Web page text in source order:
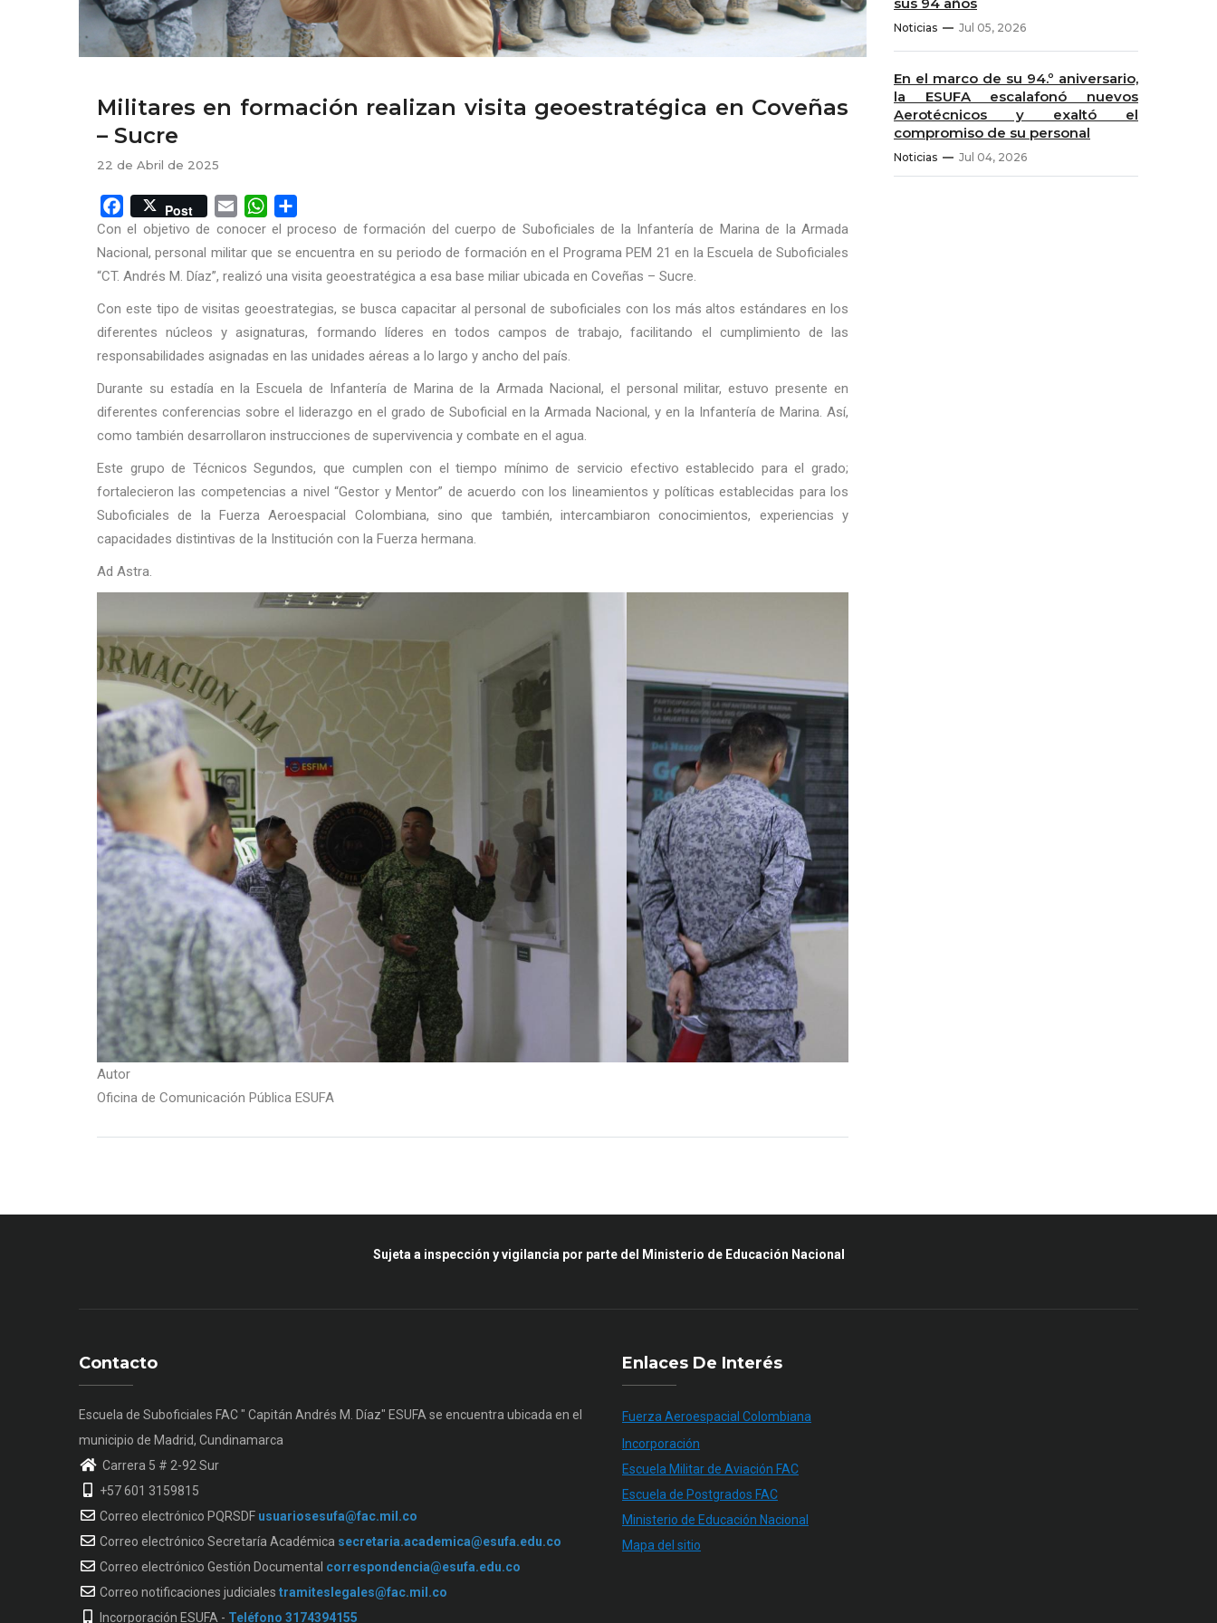
Militares en formación realizan visita geoestratégica en Coveñas
– Sucre
22 de Abril de 2025
Facebook
Post Email WhatsApp
Con el objetivo de conocer el proceso de formación del cuerpo de Suboficiales de la Infantería de Marina de la Armada
Nacional, personal militar que se encuentra en su periodo de formación en el Programa PEM 21 en la Escuela de Suboficiales
“CT. Andrés M. Díaz”, realizó una visita geoestratégica a esa base miliar ubicada en Coveñas – Sucre.
Con este tipo de visitas geoestrategias, se busca capacitar al personal de suboficiales con los más altos estándares en los
diferentes núcleos y asignaturas, formando líderes en todos campos de trabajo, facilitando el cumplimiento de las
responsabilidades asignadas en las unidades aéreas a lo largo y ancho del país.
Durante su estadía en la Escuela de Infantería de Marina de la Armada Nacional, el personal militar, estuvo presente en
diferentes conferencias sobre el liderazgo en el grado de Suboficial en la Armada Nacional, y en la Infantería de Marina. Así,
como también desarrollaron instrucciones de supervivencia y combate en el agua.
Este grupo de Técnicos Segundos, que cumplen con el tiempo mínimo de servicio efectivo establecido para el grado;
fortalecieron las competencias a nivel “Gestor y Mentor” de acuerdo con los lineamientos y políticas establecidas para los
Suboficiales de la Fuerza Aeroespacial Colombiana, sino que también, intercambiaron conocimientos, experiencias y
capacidades distintivas de la Institución con la Fuerza hermana.
Ad Astra.
Autor
Oficina de Comunicación Pública ESUFA
Noticias Jul 05, 2026
En el marco de su 94.º aniversario,
la ESUFA escalafonó nuevos
Aerotécnicos y exaltó el
compromiso de su personal
Noticias Jul 04, 2026
Sujeta a inspección y vigilancia por parte del Ministerio de Educación Nacional
Contacto
Escuela de Suboficiales FAC " Capitán Andrés M. Díaz" ESUFA se encuentra ubicada en el
municipio de Madrid, Cundinamarca
Carrera 5 # 2-92 Sur
+57 601 3159815
Correo electrónico PQRSDF usuariosesufa@fac.mil.co
Correo electrónico Secretaría Académica secretaria.academica@esufa.edu.co
Correo electrónico Gestión Documental correspondencia@esufa.edu.co
Correo notificaciones judiciales tramiteslegales@fac.mil.co
Incorporación ESUFA - Teléfono 3174394155
Enlaces De Interés
Fuerza Aeroespacial Colombiana
Incorporación
Escuela Militar de Aviación FAC
Escuela de Postgrados FAC
Ministerio de Educación Nacional
Mapa del sitio